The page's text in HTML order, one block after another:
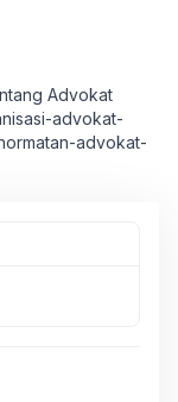
Advokat
advokat-
advokat-